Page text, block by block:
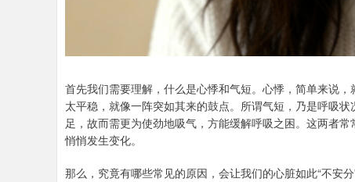
首先我们需要理解，什么是心悸和气短。心悸，简单来说
太平稳，就像一阵突如其来的鼓点。所谓气短，乃是呼吸
足，故而需更为使劲地吸气，方能缓解呼吸之困。这两者
悄悄发生变化。
那么，究竟有哪些常见的原因，会让我们的心脏如此“不安